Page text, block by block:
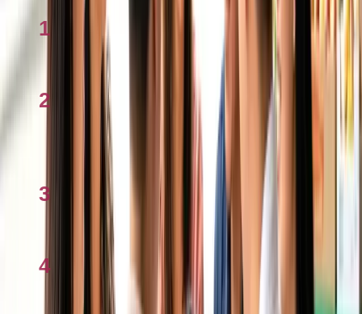
1
Checklist Bảo lãnh cha mẹ sang Úc 2026
2
Tính mortgage ở Úc 2026: Công cụ và cách
3
Centrelink & trợ cấp là gì? Giải thích 2026
4
Cách khai thuế tại Úc 2026 từng bước qua